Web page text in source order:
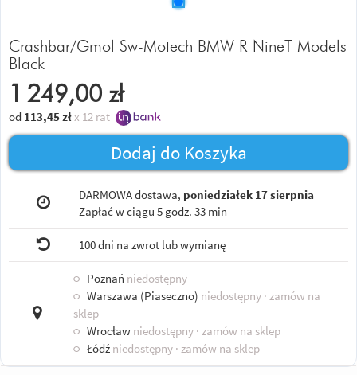
Crashbar/Gmol Sw-Motech BMW R NineT Models
Black
1 249,00 zł
od 113,45 zł x 12 rat
Dodaj do Koszyka
DARMOWA dostawa, poniedziałek 17 sierpnia
Zapłać w ciągu 5 godz. 33 min
100 dni na zwrot lub wymianę
○ Poznań niedostępny
○ Warszawa (Piaseczno) niedostępny · zamów na
sklep
○ Wrocław niedostępny · zamów na sklep
○ Łódź niedostępny · zamów na sklep